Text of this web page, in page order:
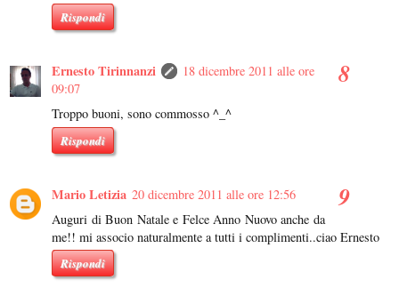
Rispondi
Ernesto Tirinnanzi
18 dicembre 2011 alle ore
09:07
Troppo buoni, sono commosso ^_^
Rispondi
Mario Letizia 20 dicembre 2011 alle ore 12:56
Auguri di Buon Natale e Felce Anno Nuovo anche da
me!! mi associo naturalmente a tutti i complimenti..ciao Ernesto
Rispondi